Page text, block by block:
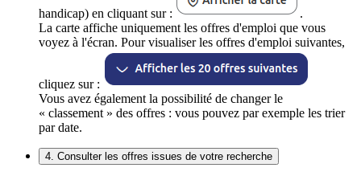
handicap) en cliquant sur :
.
La carte affiche uniquement les offres d'emploi que vous
voyez à l'écran. Pour visualiser les offres d'emploi suivantes,
cliquez sur :
Vous avez également la possibilité de changer le
« classement » des offres : vous pouvez par exemple les trier
par date.
4. Consulter les offres issues de votre recherche